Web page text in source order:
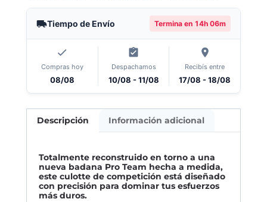
Tiempo de Envío Termina en 14h 06m
Compras hoy
08/08
Despachamos
10/08 - 11/08
Recibís entre
17/08 - 18/08
Descripción Información adicional
Totalmente reconstruido en torno a una
nueva badana Pro Team hecha a medida,
este culotte de competición está diseñado
con precisión para dominar tus esfuerzos
más duros.